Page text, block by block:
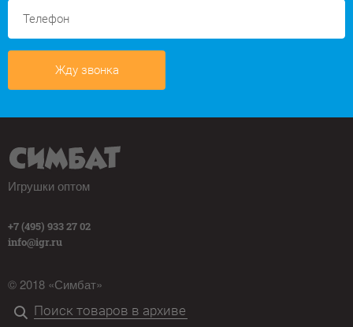
Жду звонка
Игрушки оптом
+7 (495) 933 27 02
info@igr.ru
© 2018 «Симбат»